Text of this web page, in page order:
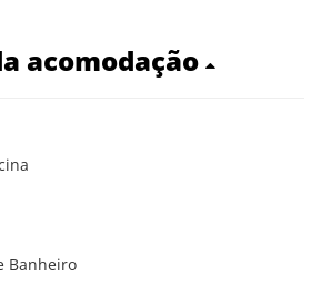
acomodação
Banheiro